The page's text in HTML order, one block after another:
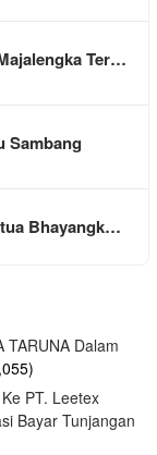
Ter…
Sambang
Bhayangk…
TARUNA Dalam
PT. Leetex
Bayar Tunjangan